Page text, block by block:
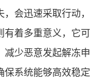
会迅速采取行动，
有着多重意义，它可
减少恶意发起解冻申
保系统能够高效稳定